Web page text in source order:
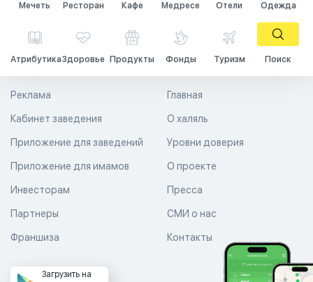
Мечеть Ресторан Кафе Медресе Отели Одежда
АтрибутикаЗдоровье Продукты Фонды Туризм Поиск
Главная
О халяль
Уровни доверия
Реклама
Кабинет заведения
Приложение для заведений
Приложение для имамов О проекте
Пресса
СМИ о нас
Контакты
Инвесторам
Партнеры
Франшиза
Загрузить на